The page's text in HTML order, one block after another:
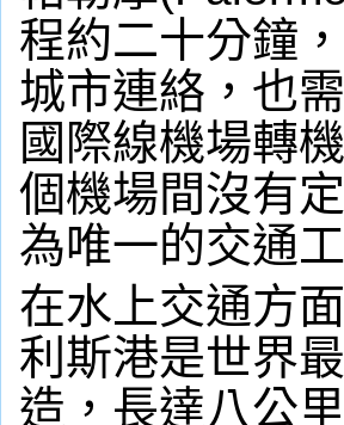
程約二十分鐘
城市連絡，也
國際線機場轉
個機場間沒有
為唯一的交通
在水上交通方
利斯港是世界
造，長達八公